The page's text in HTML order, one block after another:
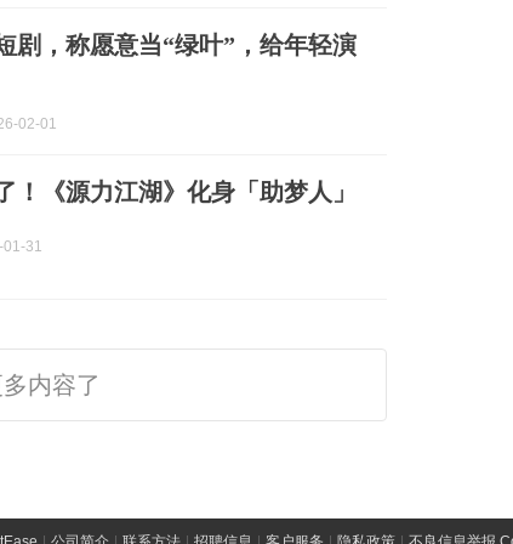
剧，称愿意当“绿叶”，给年轻演
02-01
！《源力江湖》化身「助梦人」
01-31
内容了